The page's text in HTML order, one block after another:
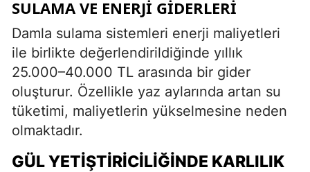
SULAMA VE ENERJI GIDERLERI
Damla sulama sistemleri enerji maliyetleri
ile birlikte değerlendirildiğinde yıllık
25.000–40.000 TL arasında bir gider
oluşturur. Özellikle yaz aylarında artan su
tüketimi, maliyetlerin yükselmesine neden
olmaktadır.
GÜL YETIŞTIRICILIĞINDE KARLILIK